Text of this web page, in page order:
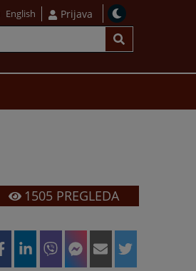
English Prijava
1505PREGLEDA